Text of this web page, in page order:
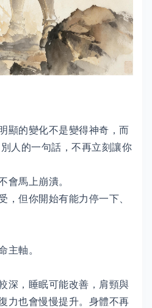
顯的變化不是變得神奇，而
人的一句話，不再立刻讓你
會馬上崩潰。
，但你開始有能力停一下、
主軸。
深，睡眠可能改善，肩頸與
力也會慢慢提升。身體不再